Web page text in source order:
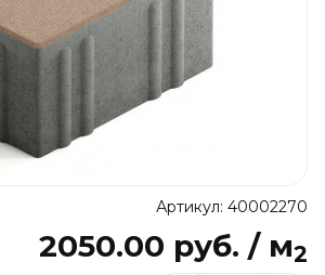
Артикул: 40002270
2050.00 руб. / м2